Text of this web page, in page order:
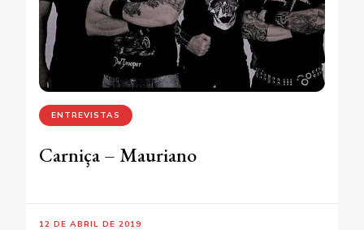
ENTREVISTAS
Carniça – Mauriano
12 DE ABRIL DE 2019